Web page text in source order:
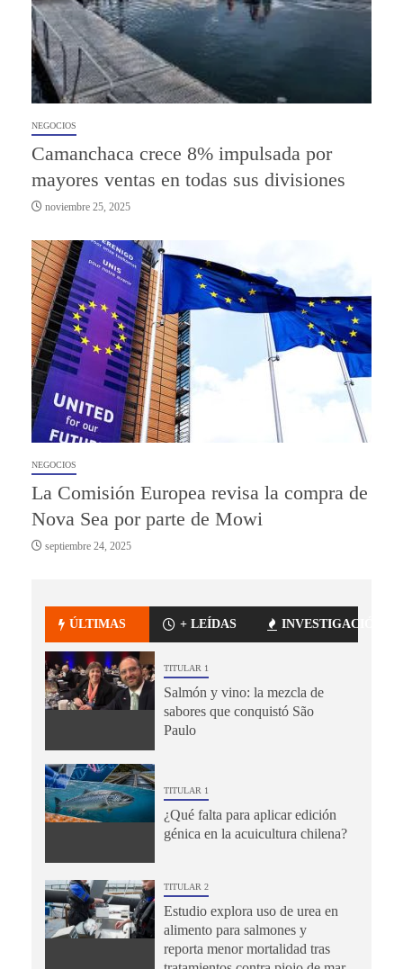
NEGOCIOS
Camanchaca crece 8% impulsada por
mayores ventas en todas sus divisiones
noviembre 25, 2025
NEGOCIOS
La Comisión Europea revisa la compra de
Nova Sea por parte de Mowi
septiembre 24, 2025
ÚLTIMAS + LEÍDAS INVESTIGACIÓN
TITULAR 1
Salmón y vino: la mezcla de
sabores que conquistó São
Paulo
TITULAR 1
¿Qué falta para aplicar edición
génica en la acuicultura chilena?
TITULAR 2
Estudio explora uso de urea en
alimento para salmones y
reporta menor mortalidad tras